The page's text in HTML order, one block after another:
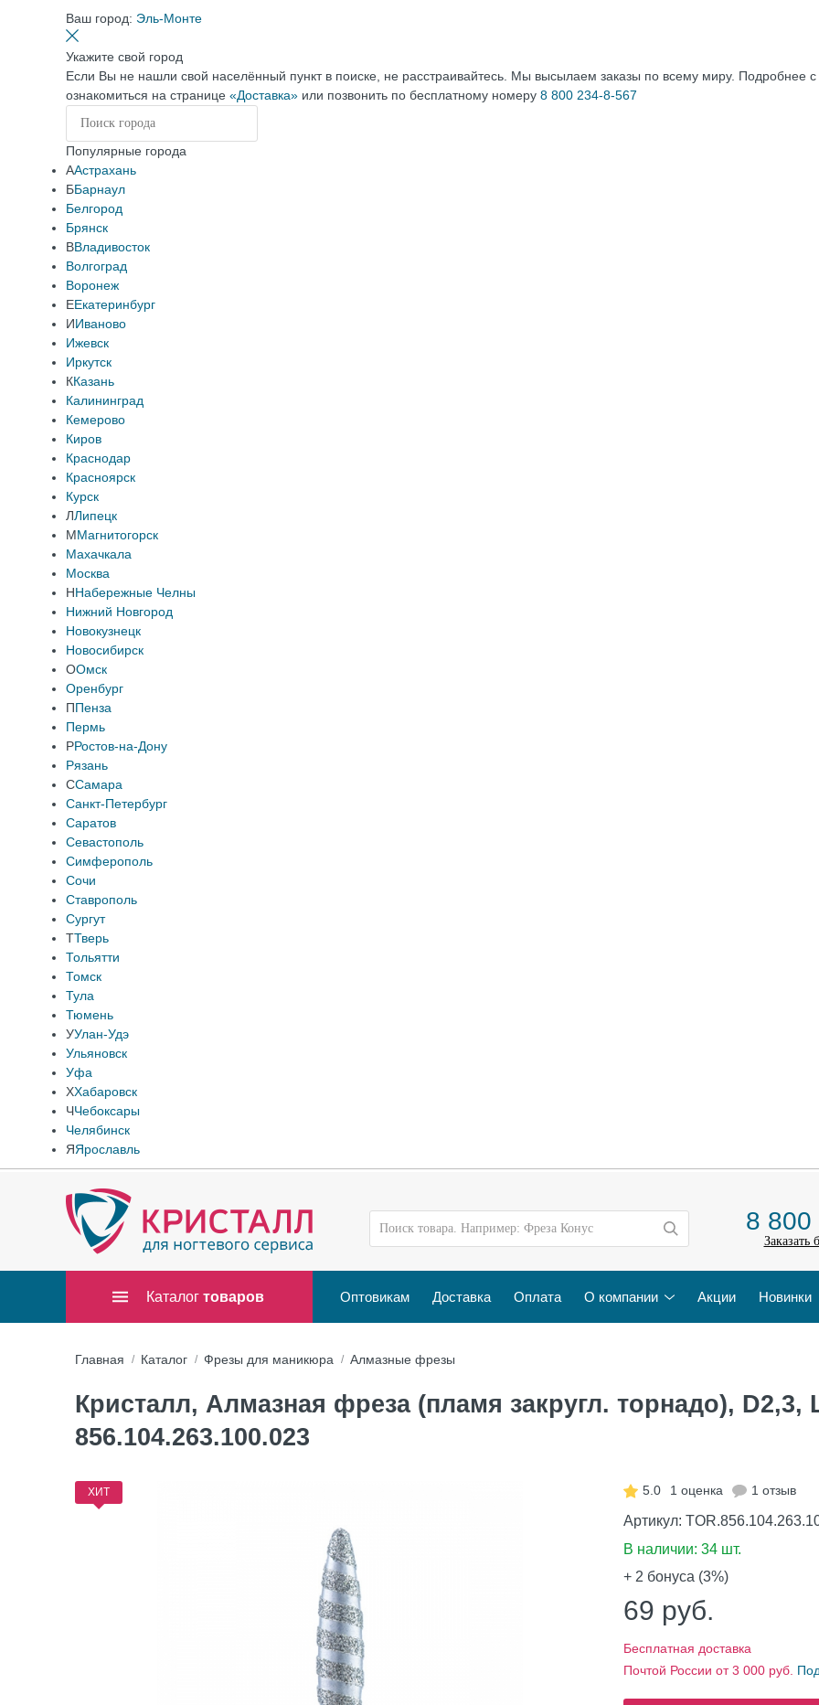
Ваш город: Эль-Монте
Укажите свой город
Если Вы не нашли свой населённый пункт в поиске, не расстраивайтесь. Мы высылаем заказы по всему миру. Подробнее
ознакомиться на странице «Доставка» или позвонить по бесплатному номеру 8 800 234-8-567
Популярные города
ААстрахань
ББарнаул
Белгород
Брянск
ВВладивосток
Волгоград
Воронеж
ЕЕкатеринбург
ИИваново
Ижевск
Иркутск
ККазань
Калининград
Кемерово
Киров
Краснодар
Красноярск
Курск
ЛЛипецк
ММагнитогорск
Махачкала
Москва
ННабережные Челны
Нижний Новгород
Новокузнецк
Новосибирск
ООмск
Оренбург
ППенза
Пермь
РРостов-на-Дону
Рязань
ССамара
Санкт-Петербург
Саратов
Севастополь
Симферополь
Сочи
Ставрополь
Сургут
ТТверь
Тольятти
Томск
Тула
Тюмень
УУлан-Удэ
Ульяновск
Уфа
ХХабаровск
ЧЧебоксары
Челябинск
ЯЯрославль
8 800
Заказать
Каталог товаров Оптовикам Доставка Оплата О компании Акции Новинки
Главная Каталог Фрезы для маникюра Алмазные фрезы
Кристалл, Алмазная фреза (пламя закругл. торнадо), D2,3,
856.104.263.100.023
ХИТ 5.0 1 оценка 1 отзыв
Артикул:
В наличии: 34 шт.
+ 2 бонуса (3%)
69 руб.
Бесплатная доставка
Почтой России от 3 000 руб.